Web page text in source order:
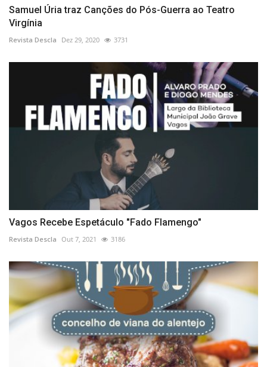
Samuel Úria traz Canções do Pós-Guerra ao Teatro
Virgínia
Revista Descla Dez 29, 2020 3731
Vagos Recebe Espetáculo "Fado Flamengo"
Revista Descla Out 7, 2021 3186